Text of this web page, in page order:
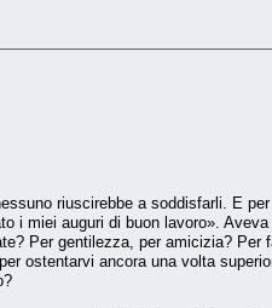
riuscirebbe a soddisfarli. E
i miei auguri di buon lavoro».
Per gentilezza, per amicizia?
ostentarvi ancora una volta